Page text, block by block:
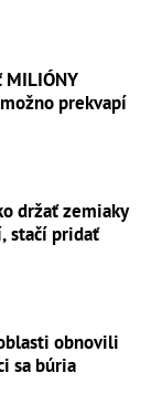
MILIÓNY
prekvapí
držať zemiaky
stačí pridať
obnovili
sa búria